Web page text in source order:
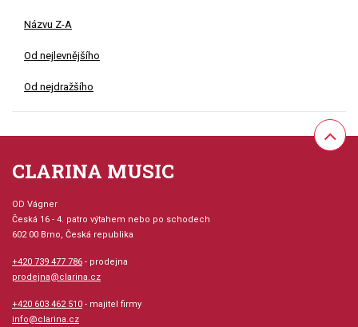
Názvu Z-A
Od nejlevnějšího
Od nejdražšího
CLARINA MUSIC
OD Vágner
Česká 16 - 4. patro výtahem nebo po schodech
602 00 Brno, Česká republika
+420 739 477 786 - prodejna
prodejna@clarina.cz
+420 603 462 510 - majitel firmy
info@clarina.cz